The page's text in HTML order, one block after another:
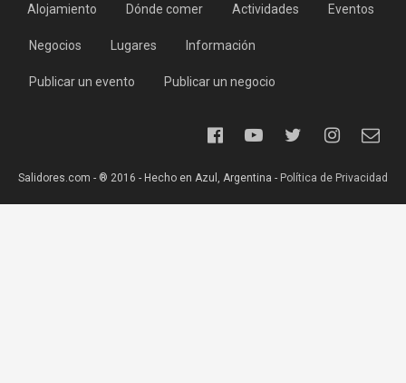
Alojamiento Dónde comer Actividades Eventos
Negocios Lugares Información
Publicar un evento Publicar un negocio
Salidores.com - ® 2016 - Hecho en Azul, Argentina - Política de Privacidad